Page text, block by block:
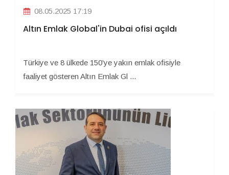
08.05.2025 17:19
Altın Emlak Global'in Dubai ofisi açıldı
Türkiye ve 8 ülkede 150’ye yakın emlak ofisiyle
faaliyet gösteren Altın Emlak Gl ...